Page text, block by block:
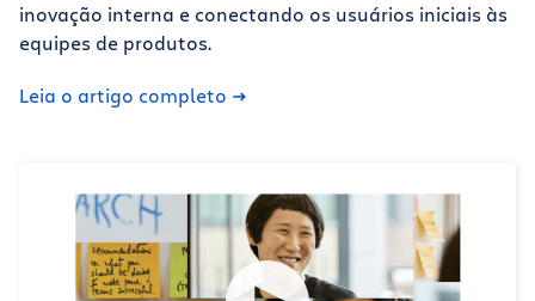
inovação interna e conectando os usuários iniciais às
equipes de produtos.
Leia o artigo completo